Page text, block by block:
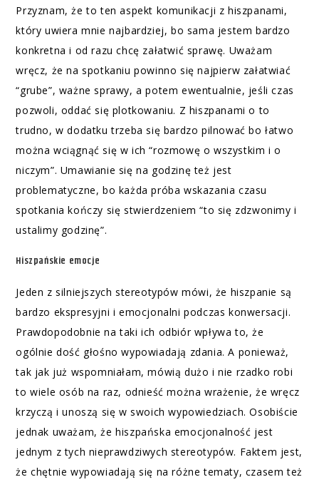
Przyznam, że to ten aspekt komunikacji z hiszpanami,
który uwiera mnie najbardziej, bo sama jestem bardzo
konkretna i od razu chcę załatwić sprawę. Uważam
wręcz, że na spotkaniu powinno się najpierw załatwiać
“grube”, ważne sprawy, a potem ewentualnie, jeśli czas
pozwoli, oddać się plotkowaniu. Z hiszpanami o to
trudno, w dodatku trzeba się bardzo pilnować bo łatwo
można wciągnąć się w ich “rozmowę o wszystkim i o
niczym”. Umawianie się na godzinę też jest
problematyczne, bo każda próba wskazania czasu
spotkania kończy się stwierdzeniem “to się zdzwonimy i
ustalimy godzinę”.
Hiszpańskie emocje
Jeden z silniejszych stereotypów mówi, że hiszpanie są
bardzo ekspresyjni i emocjonalni podczas konwersacji.
Prawdopodobnie na taki ich odbiór wpływa to, że
ogólnie dość głośno wypowiadają zdania. A ponieważ,
tak jak już wspomniałam, mówią dużo i nie rzadko robi
to wiele osób na raz, odnieść można wrażenie, że wręcz
krzyczą i unoszą się w swoich wypowiedziach. Osobiście
jednak uważam, że hiszpańska emocjonalność jest
jednym z tych nieprawdziwych stereotypów. Faktem jest,
że chętnie wypowiadają się na różne tematy, czasem też